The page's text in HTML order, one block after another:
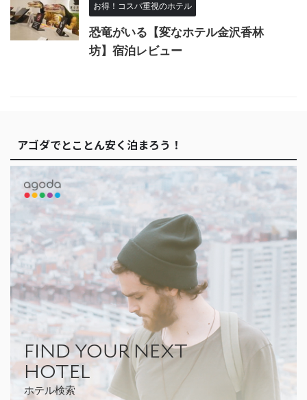
お得！コスパ重視のホテル
恐竜がいる【変なホテル金沢香林
坊】宿泊レビュー
アゴダでとことん安く泊まろう！